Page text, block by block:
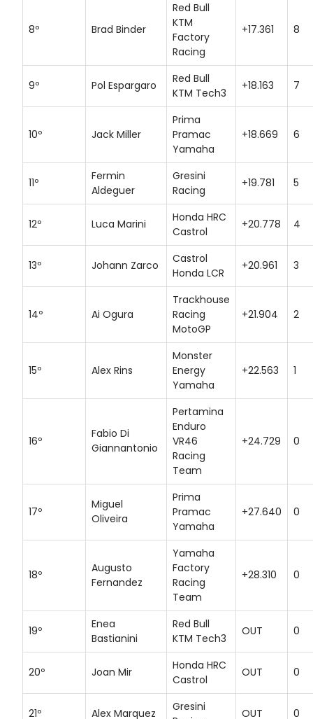
8º Brad Binder
Red Bull
KTM
Factory
Racing
+17.361 8
9º Pol Espargaro
Red Bull
KTM Tech3
+18.163 7
10º Jack Miller
Prima
Pramac
Yamaha
+18.669 6
11º
Fermin
Aldeguer
Gresini
Racing
+19.781 5
12º Luca Marini
Honda HRC
Castrol
+20.778 4
13º Johann Zarco
Castrol
Honda LCR
+20.961 3
14º Ai Ogura
Trackhouse
Racing
MotoGP
+21.904 2
15º Alex Rins
Monster
Energy
Yamaha
+22.563 1
16º
Fabio Di
Giannantonio
Pertamina
Enduro
VR46
Racing
Team
+24.729 0
17º
Miguel
Oliveira
Prima
Pramac
Yamaha
+27.640 0
18º
Augusto
Fernandez
Yamaha
Factory
Racing
Team
+28.310 0
19º
Enea
Bastianini
Red Bull
KTM Tech3
OUT 0
20º Joan Mir
Honda HRC
Castrol
OUT 0
21º Alex Marquez
Gresini
OUT 0